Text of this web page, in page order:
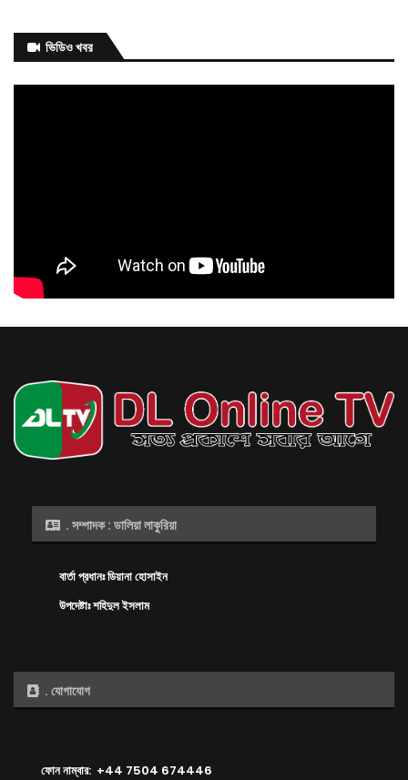
কেন ওদের’ কাদেরের কল
আগস্ট ৬, ২০২৬
ভিডিও খবর
. সম্পাদক : ডালিয়া লাকুরিয়া
বার্তা প্রধানঃ ডিয়ানা হোসাইন
উপদেষ্টাঃ শহিদুল ইসলাম
. যোগাযোগ
ফোন নাম্বার: +44 7504 674446